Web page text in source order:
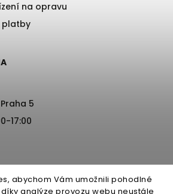
abychom Vám umožnili pohodlné
analýze provozu webu neustále
na opravu
platby
5
17:00
první nákup!
e-mail a sleva letí přímo do
schránky. 📬